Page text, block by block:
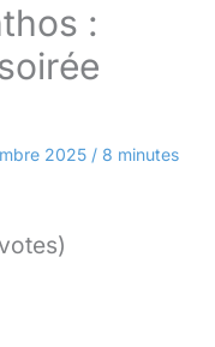
:
2025 / 8 minutes